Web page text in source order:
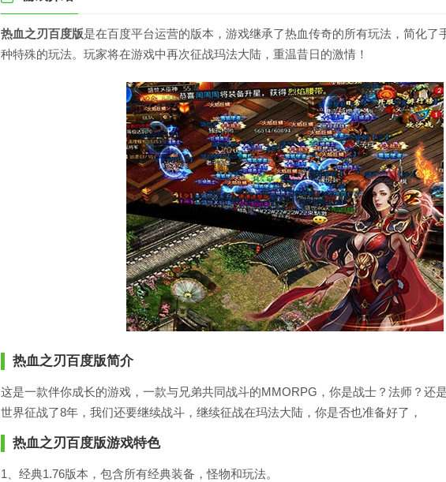
热血之刃百度版是在百度平台运营的版本，游戏继承了热血传奇的所有玩法，简化了
种特殊的玩法。玩家将在游戏中再次征战玛法大陆，重温昔日的激情！
热血之刃百度版简介
这是一款伴你成长的游戏，一款与兄弟共同战斗的MMORPG，你是战士？法师？还
世界征战了8年，我们还要继续战斗，继续征战在玛法大陆，你是否也准备好了，
热血之刃百度版游戏特色
1、经典1.76版本，包含所有经典装备，怪物和玩法。